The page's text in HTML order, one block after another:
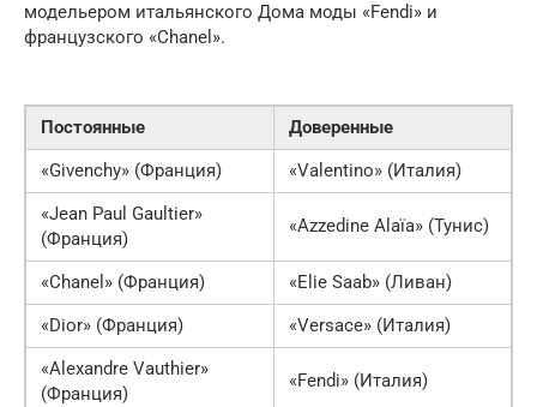
модельером итальянского Дома моды «Fendi» и
французского «Chanel».
Постоянные
Доверенные
«Givenchy» (Франция)
«Valentino» (Италия)
«Jean Paul Gaultier»
(Франция)
«Azzedine Alaïa» (Тунис)
«Chanel» (Франция)
«Elie Saab» (Ливан)
«Dior» (Франция)
«Versace» (Италия)
«Alexandre Vauthier»
(Франция)
«Fendi» (Италия)